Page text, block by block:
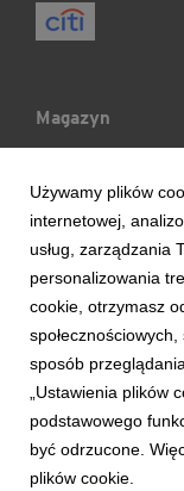
Magazyn
Mój Blog
Ludzie &
Trendy & Raporty
Aktualności
Copyright © 2017
Używamy plików
internetowej,
usług, zarządzania
personalizowania
cookie, otrzymasz
sposób
„Ustawienia plików
podstawowego
być odrzucone.
plików cookie.